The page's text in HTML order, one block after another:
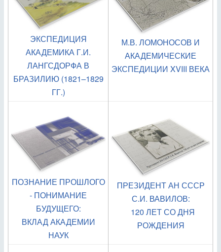
ЭКСПЕДИЦИЯ
АКАДЕМИКА Г.И.
ЛАНГСДОРФА В
БРАЗИЛИЮ (1821–1829
ГГ.)
М.В. ЛОМОНОСОВ И
АКАДЕМИЧЕСКИЕ
ЭКСПЕДИЦИИ XVIII ВЕКА
ПОЗНАНИЕ ПРОШЛОГО
- ПОНИМАНИЕ
БУДУЩЕГО:
ВКЛАД АКАДЕМИИ
НАУК
ПРЕЗИДЕНТ АН СССР
С.И. ВАВИЛОВ:
120 ЛЕТ СО ДНЯ
РОЖДЕНИЯ